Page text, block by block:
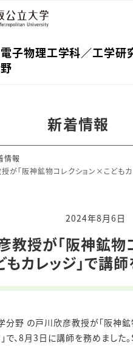
子物理工学科／工学
分野
新着情報
情報
が「阪神鉱物コレクション×こどもカ
2024年8月6日
教授が「阪神鉱物
カレッジ」で講
分野 の戸川欣彦教授が「阪神鉱
で、8月3日に講師を務めました